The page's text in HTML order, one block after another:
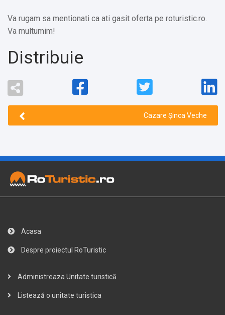
Va rugam sa mentionati ca ati gasit oferta pe roturistic.ro.
Va multumim!
Distribuie
Cazare Şinca Veche
Acasa
Despre proiectul RoTuristic
Administreaza Unitate turistică
Listează o unitate turistica